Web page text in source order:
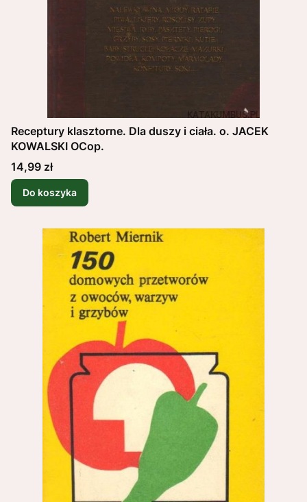
Receptury klasztorne. Dla duszy i ciała. o. JACEK
KOWALSKI OCop.
Cena
14,99 zł
Do koszyka